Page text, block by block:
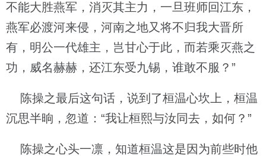
不能大胜燕军，消灭其主力，一旦班师回江东，
燕军必渡河来侵，河南之地又将不归我大晋所
有，明公一代雄主，岂甘心于此，而若乘灭燕之
功，威名赫赫，还江东受九锡，谁敢不服？”
陈操之最后这句话，说到了桓温心坎上，桓温
沉思半晌，忽道：“我让桓熙与汝同去，如何？”
陈操之心头一凛，知道桓温这是因为前些时他